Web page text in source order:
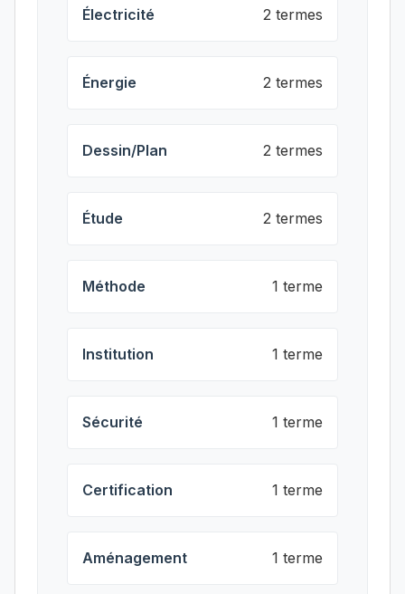
Électricité 2 termes
Énergie 2 termes
Dessin/Plan 2 termes
Étude 2 termes
Méthode 1 terme
Institution 1 terme
Sécurité 1 terme
Certification 1 terme
Aménagement 1 terme